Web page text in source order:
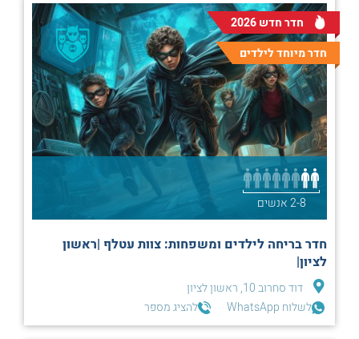
חדר חדש 2026
חדר מיוחד לילדים
2-8 אנשים
חדר בריחה לילדים ומשפחות: צוות עטלף |ראשון
לציון|
דוד סחרוב 10, ראשון לציון
לשלוח WhatsApp
להציג מספר